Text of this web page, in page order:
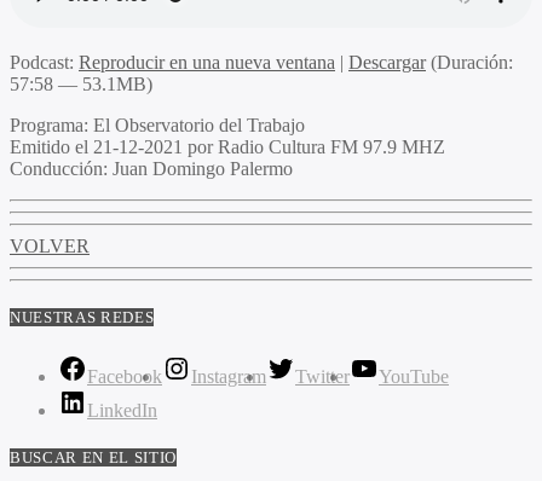
Podcast: Reproducir en una nueva ventana | Descargar(Duración:
57:58 — 53.1MB)
Programa: El Observatorio del Trabajo
Emitido el 21-12-2021 por Radio Cultura FM 97.9 MHZ
Conducción: Juan Domingo Palermo
VOLVER
NUESTRAS REDES
Facebook Instagram Twitter
YouTube
LinkedIn
BUSCAR EN EL SITIO